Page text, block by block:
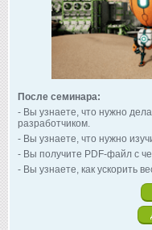
После семинара:
- Вы узнаете, что нужно
разработчиком.
- Вы узнаете, что нужно
- Вы получите PDF-файл с
- Вы узнаете, как ускорить